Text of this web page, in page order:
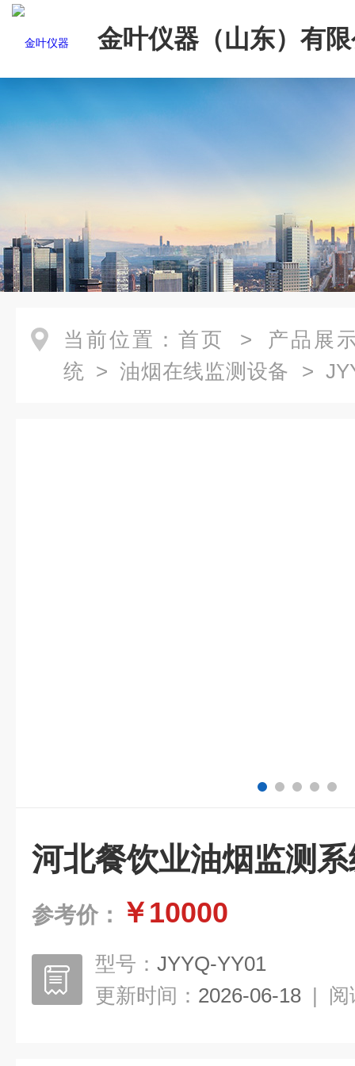
金叶仪器（山东）有
当前位置： 首页 > 产品展
统 > 油烟在线监测设备 >
河北餐饮业油烟监测
参考价： ￥10000
型号： JYYQ-YY01
更新时间： 2026-06-18 | 阅